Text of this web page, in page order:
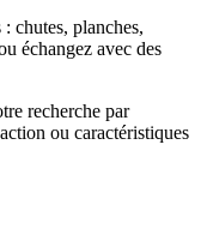
chutes, planches,
échangez avec des
recherche par
ou caractéristiques